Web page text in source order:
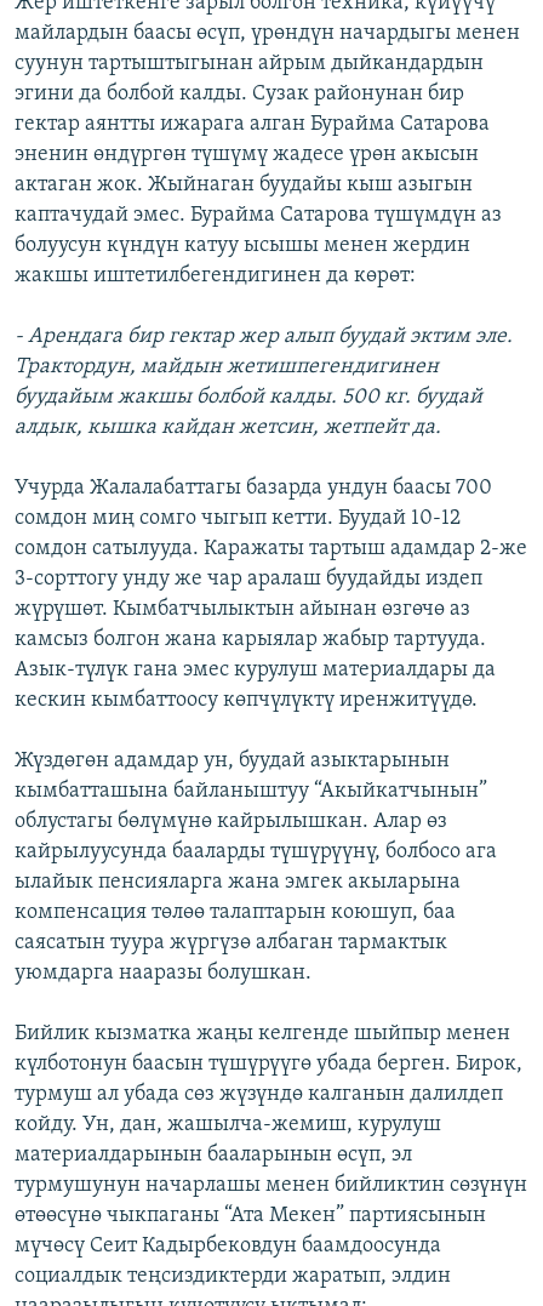
майлардын баасы өсүп, үрөндүн начардыгы менен
суунун тартыштыгынан айрым дыйкандардын
эгини да болбой калды. Сузак районунан бир
гектар аянтты ижарага алган Бурайма Сатарова
эненин өндүргөн түшүмү жадесе үрөн акысын
актаган жок. Жыйнаган буудайы кыш азыгын
каптачудай эмес. Бурайма Сатарова түшүмдүн аз
болуусун күндүн катуу ысышы менен жердин
жакшы иштетилбегендигинен да көрөт:
- Арендага бир гектар жер алып буудай эктим эле.
Трактордун, майдын жетишпегендигинен
буудайым жакшы болбой калды. 500 кг. буудай
алдык, кышка кайдан жетсин, жетпейт да.
Учурда Жалалабаттагы базарда ундун баасы 700
сомдон миң сомго чыгып кетти. Буудай 10-12
сомдон сатылууда. Каражаты тартыш адамдар 2-же
3-сорттогу унду же чар аралаш буудайды издеп
жүрүшөт. Кымбатчылыктын айынан өзгөчө аз
камсыз болгон жана карыялар жабыр тартууда.
Азык-түлүк гана эмес курулуш материалдары да
кескин кымбаттоосу көпчүлүктү иренжитүүдө.
Жүздөгөн адамдар ун, буудай азыктарынын
кымбатташына байланыштуу “Акыйкатчынын”
облустагы бөлүмүнө кайрылышкан. Алар өз
кайрылуусунда бааларды түшүрүүнү, болбосо ага
ылайык пенсияларга жана эмгек акыларына
компенсация төлөө талаптарын коюшуп, баа
саясатын туура жүргүзө албаган тармактык
уюмдарга нааразы болушкан.
Бийлик кызматка жаңы келгенде шыйпыр менен
күлботонун баасын түшүрүүгө убада берген. Бирок,
турмуш ал убада сөз жүзүндө калганын далилдеп
койду. Ун, дан, жашылча-жемиш, курулуш
материалдарынын бааларынын өсүп, эл
турмушунун начарлашы менен бийликтин сөзүнүн
өтөөсүнө чыкпаганы “Ата Мекен” партиясынын
мүчөсү Сеит Кадырбековдун баамдоосунда
социалдык теңсиздиктерди жаратып, элдин